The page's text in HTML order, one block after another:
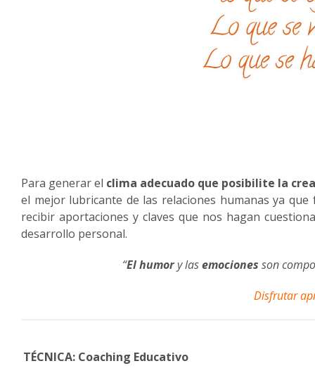
Para generar el clima adecuado que posibilite la
el mejor lubricante de las relaciones humanas ya
recibir aportaciones y claves que nos hagan
desarrollo personal.
“El humory lasemociones son
Disfrutar
TÉCNICA: Coaching Educativo